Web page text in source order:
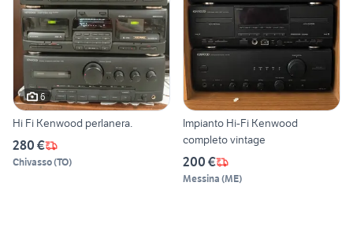
6
Hi Fi Kenwood perlanera.
280 €
Chivasso(TO)
Impianto Hi-Fi Kenwood
completo vintage
200 €
Messina (ME)